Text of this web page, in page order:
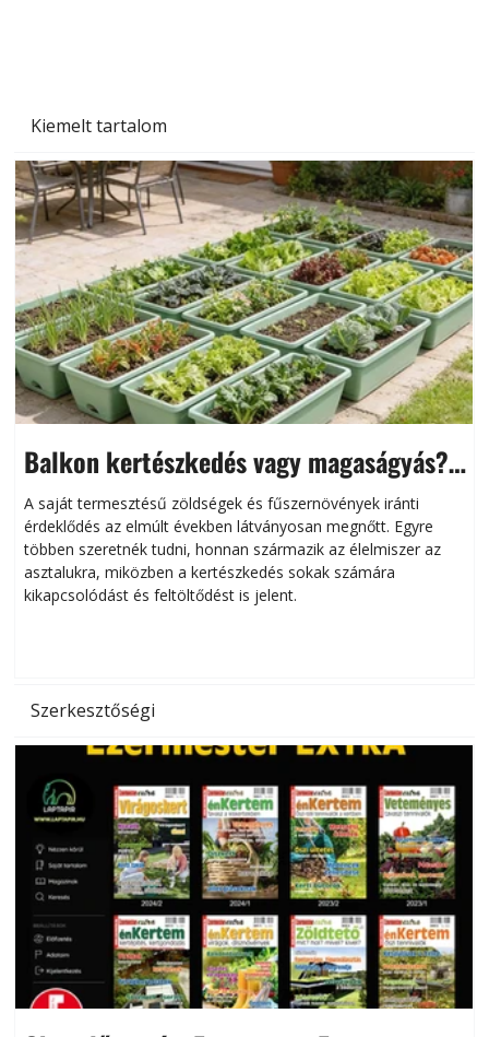
Kiemelt tartalom
Balkon kertészkedés vagy magaságyás?
Helytakarékos kertészkedés
A saját termesztésű zöldségek és fűszernövények iránti
érdeklődés az elmúlt években látványosan megnőtt. Egyre
többen szeretnék tudni, honnan származik az élelmiszer az
asztalukra, miközben a kertészkedés sokak számára
kikapcsolódást és feltöltődést is jelent.
Szerkesztőségi